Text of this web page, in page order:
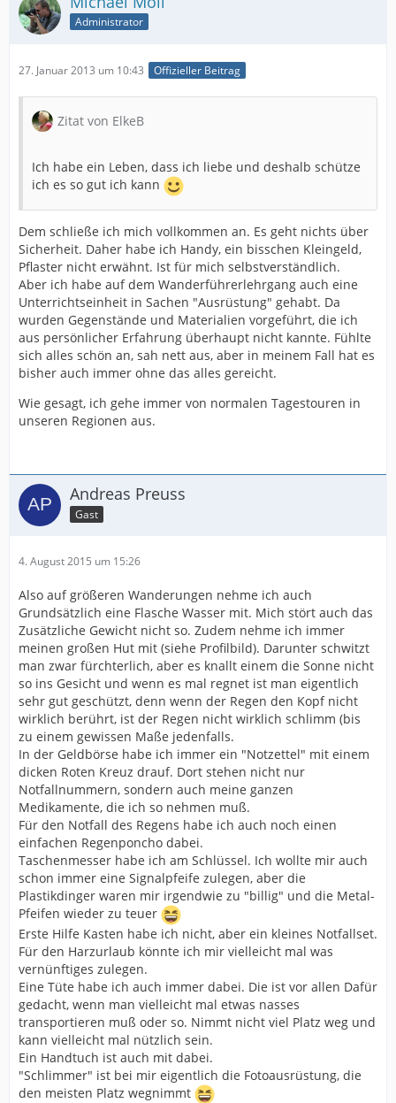
Administrator
27. Januar 2013 um 10:43 Offizieller Beitrag
Zitat von ElkeB
Ich habe ein Leben, dass ich liebe und deshalb schütze
ich es so gut ich kann
Dem schließe ich mich vollkommen an. Es geht nichts über
Sicherheit. Daher habe ich Handy, ein bisschen Kleingeld,
Pflaster nicht erwähnt. Ist für mich selbstverständlich.
Aber ich habe auf dem Wanderführerlehrgang auch eine
Unterrichtseinheit in Sachen "Ausrüstung" gehabt. Da
wurden Gegenstände und Materialien vorgeführt, die ich
aus persönlicher Erfahrung überhaupt nicht kannte. Fühlte
sich alles schön an, sah nett aus, aber in meinem Fall hat es
bisher auch immer ohne das alles gereicht.
Wie gesagt, ich gehe immer von normalen Tagestouren in
unseren Regionen aus.
Andreas Preuss
Gast
4. August 2015 um 15:26
Also auf größeren Wanderungen nehme ich auch
Grundsätzlich eine Flasche Wasser mit. Mich stört auch das
Zusätzliche Gewicht nicht so. Zudem nehme ich immer
meinen großen Hut mit (siehe Profilbild). Darunter schwitzt
man zwar fürchterlich, aber es knallt einem die Sonne nicht
so ins Gesicht und wenn es mal regnet ist man eigentlich
sehr gut geschützt, denn wenn der Regen den Kopf nicht
wirklich berührt, ist der Regen nicht wirklich schlimm (bis
zu einem gewissen Maße jedenfalls.
In der Geldbörse habe ich immer ein "Notzettel" mit einem
dicken Roten Kreuz drauf. Dort stehen nicht nur
Notfallnummern, sondern auch meine ganzen
Medikamente, die ich so nehmen muß.
Für den Notfall des Regens habe ich auch noch einen
einfachen Regenponcho dabei.
Taschenmesser habe ich am Schlüssel. Ich wollte mir auch
schon immer eine Signalpfeife zulegen, aber die
Plastikdinger waren mir irgendwie zu "billig" und die Metal-
Pfeifen wieder zu teuer
Erste Hilfe Kasten habe ich nicht, aber ein kleines Notfallset.
Für den Harzurlaub könnte ich mir vielleicht mal was
vernünftiges zulegen.
Eine Tüte habe ich auch immer dabei. Die ist vor allen Dafür
gedacht, wenn man vielleicht mal etwas nasses
transportieren muß oder so. Nimmt nicht viel Platz weg und
kann vielleicht mal nützlich sein.
Ein Handtuch ist auch mit dabei.
"Schlimmer" ist bei mir eigentlich die Fotoausrüstung, die
den meisten Platz wegnimmt